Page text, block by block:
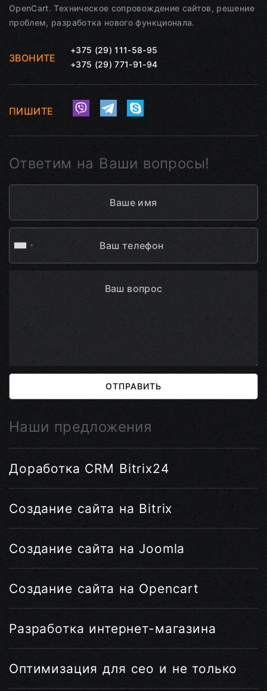
OpenCart. Техническое сопровождение сайтов, решение
проблем, разработка нового функционала.
ЗВОНИТЕ
+375 (29) 111-58-95
+375 (29) 771-91-94
ПИШИТЕ
Ответим на Ваши вопросы!
ОТПРАВИТЬ
Наши предложения
Доработка CRM Bitrix24
Создание сайта на Bitrix
Создание сайта на Joomla
Создание сайта на Opencart
Разработка интернет-магазина
Оптимизация для сео и не только